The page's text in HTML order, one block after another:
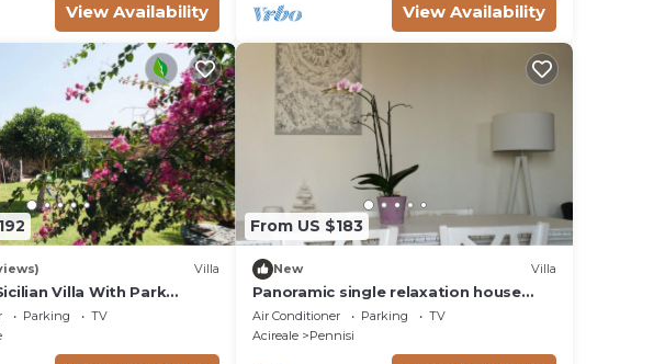
View Availability View Availability
Villa
Villa With Park
& Taormina Near The
Parking
TV
From US $183
New Villa
Panoramic single relaxation house
with hydro bath
Air Conditioner Parking
TV
Acireale
Pennisi